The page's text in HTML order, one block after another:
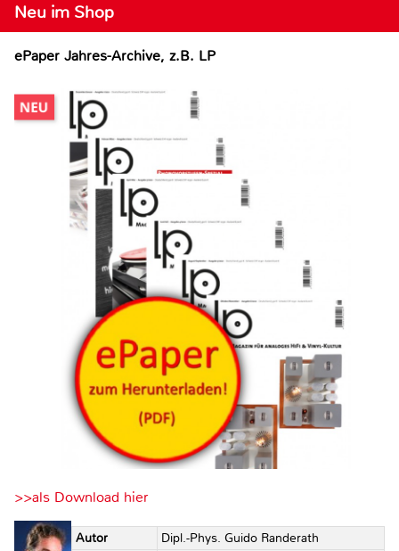
Neu im Shop
ePaper Jahres-Archive, z.B. LP
>>als Download hier
Autor
Dipl.-Phys. Guido Randerath